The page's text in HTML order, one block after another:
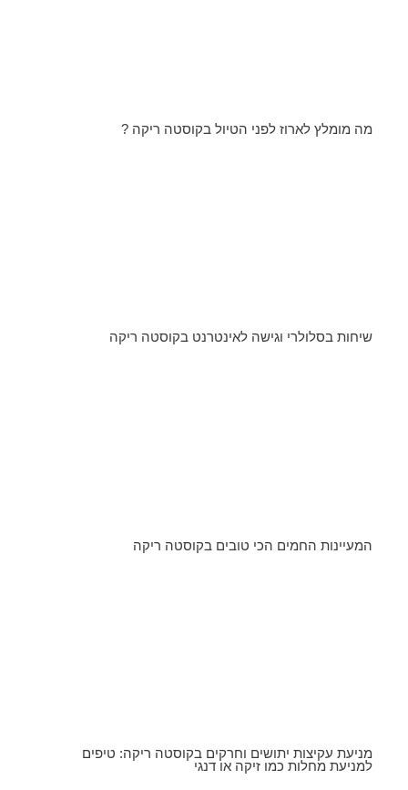
מה מומלץ לארוז לפני הטיול בקוסטה ריקה ?
שיחות בסלולרי וגישה לאינטרנט בקוסטה ריקה
המעיינות החמים הכי טובים בקוסטה ריקה
מניעת עקיצות יתושים וחרקים בקוסטה ריקה: טיפים
למניעת מחלות כמו זיקה או דנגי